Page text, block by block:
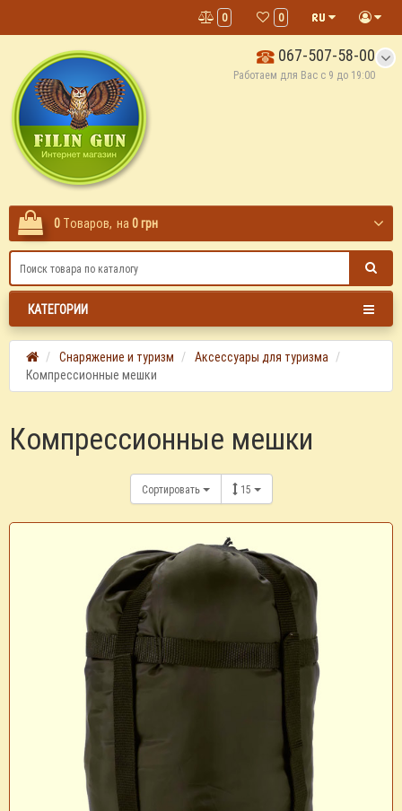
0
0
067-507-58-00
Работаем для Вас с 9 до 19:00
0 Tоваров, на 0 грн
КАТЕГОРИИ
Снаряжение и туризм
Аксессуары для туризма
Компрессионные мешки
Компрессионные мешки
Сортировать 15